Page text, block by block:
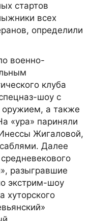
стартов
всех
определили
военно-
клуба
шоу с
оружием, а также
«ура» париняли
Жигаловой,
Далее
разыгравшие
экстрим-шоу
хуторского